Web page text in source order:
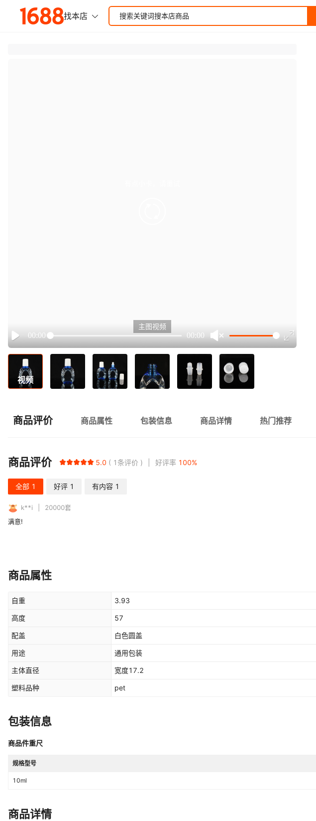
Play
00:00 00:00
主图视频
视频
商品评价 商品属性 包装信息 商品详情 热门推荐
商品评价 5.0 1条评价 好评率 100%
全部 1 好评 1 有内容 1
k**i 20000套
满意!
商品属性
自重 3.93
高度 57
配盖 白色圆盖
用途 通用包装
主体直径 宽度17.2
塑料品种 pet
包装信息
商品件重尺
规格型号
10ml
商品详情